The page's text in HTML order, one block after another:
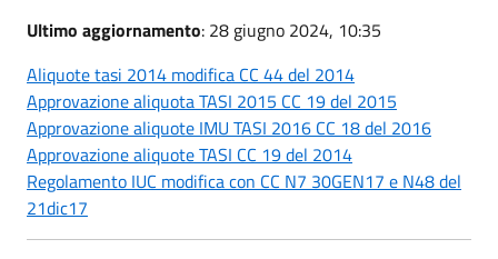
Ultimo aggiornamento: 28 giugno 2024, 10:35
Aliquote tasi 2014 modifica CC 44 del 2014
Approvazione aliquota TASI 2015 CC 19 del 2015
Approvazione aliquote IMU TASI 2016 CC 18 del 2016
Approvazione aliquote TASI CC 19 del 2014
Regolamento IUC modifica con CC N7 30GEN17 e N48 del
21dic17